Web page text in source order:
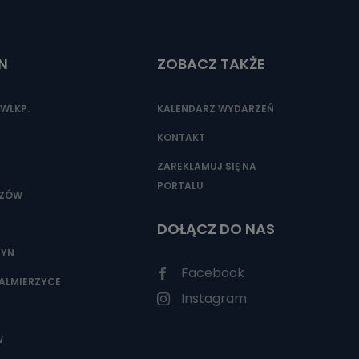
ZOBACZ TAKŻE
KALENDARZ WYDARZEŃ
KONTAKT
ZAREKLAMUJ SIĘ NA
PORTALU
DOŁĄCZ DO NAS
Facebook
Instagram